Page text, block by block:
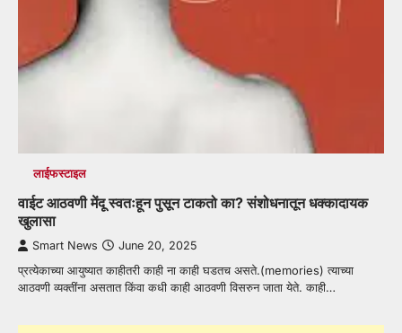
लाईफस्टाइल
वाईट आठवणी मेंदू स्वतःहून पुसून टाकतो का? संशोधनातून धक्कादायक
खुलासा
Smart News June 20, 2025
प्रत्येकाच्या आयुष्यात काहीतरी काही ना काही घडतच असते.(memories) त्याच्या
आठवणी व्यक्तींना असतात किंवा कधी काही आठवणी विसरुन जाता येते. काही…